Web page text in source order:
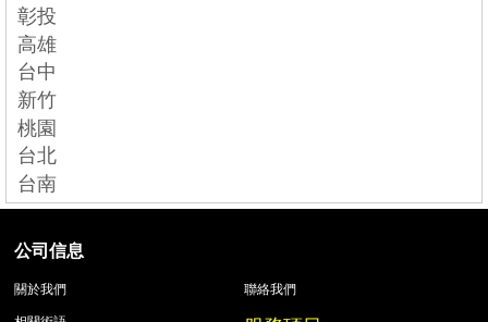
彰投
高雄
台中
新竹
桃園
台北
台南
公司信息
關於我們
聯絡我們